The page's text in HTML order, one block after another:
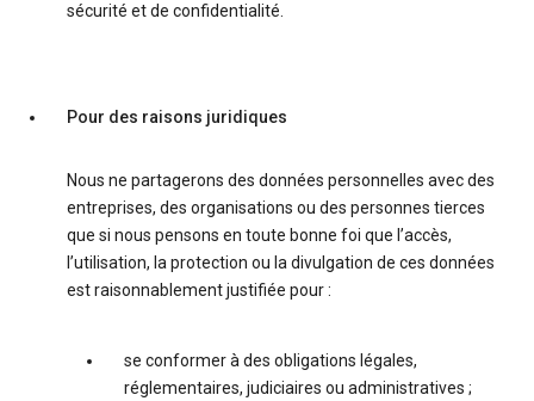
sécurité et de confidentialité.
Pour des raisons juridiques
Nous ne partagerons des données personnelles avec des
entreprises, des organisations ou des personnes tierces
que si nous pensons en toute bonne foi que l’accès,
l’utilisation, la protection ou la divulgation de ces données
est raisonnablement justifiée pour :
se conformer à des obligations légales,
réglementaires, judiciaires ou administratives ;